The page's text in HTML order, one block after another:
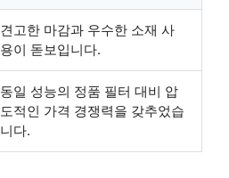
견고한 마감과 우수한 소재 사
용이 돋보입니다.
동일 성능의 정품 필터 대비 압
도적인 가격 경쟁력을 갖추었습
니다.